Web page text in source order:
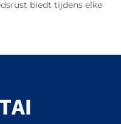
biedt tijdens elke